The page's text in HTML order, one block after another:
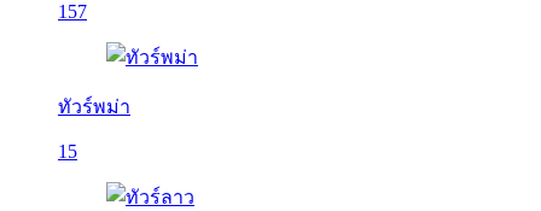
157
ทัวร์พม่า
15